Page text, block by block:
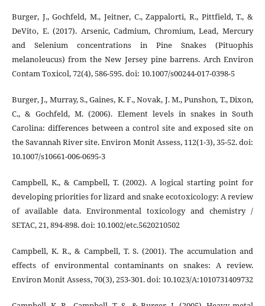
Burger, J., Gochfeld, M., Jeitner, C., Zappalorti, R., Pittfield, T., &
DeVito, E. (2017). Arsenic, Cadmium, Chromium, Lead, Mercury
and Selenium concentrations in Pine Snakes (Pituophis
melanoleucus) from the New Jersey pine barrens. Arch Environ
Contam Toxicol, 72(4), 586-595. doi: 10.1007/s00244-017-0398-5
Burger, J., Murray, S., Gaines, K. F., Novak, J. M., Punshon, T., Dixon,
C., & Gochfeld, M. (2006). Element levels in snakes in South
Carolina: differences between a control site and exposed site on
the Savannah River site. Environ Monit Assess, 112(1-3), 35-52. doi:
10.1007/s10661-006-0695-3
Campbell, K., & Campbell, T. (2002). A logical starting point for
developing priorities for lizard and snake ecotoxicology: A review
of available data. Environmental toxicology and chemistry /
SETAC, 21, 894-898. doi: 10.1002/etc.5620210502
Campbell, K. R., & Campbell, T. S. (2001). The accumulation and
effects of environmental contaminants on snakes: A review.
Environ Monit Assess, 70(3), 253-301. doi: 10.1023/A:1010731409732